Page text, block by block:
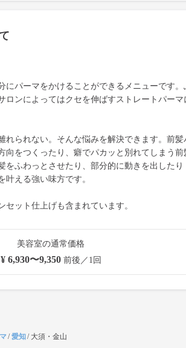
にパーマをかけることができるメニューです。
ロンによってはクセを伸ばすストレートパーマ
れられない。そんな悩みを解決できます。前髪
向をつくったり、癖でパカッと別れてしまう前
をふわっとさせたり、部分的に動きを出したり
叶える強い味方です。
ット仕上げも含まれています。
美容室の通常価格
¥ 6,930〜9,350前後／1回
/愛知/ 大須・金山